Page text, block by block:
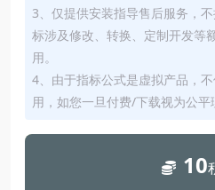
3、仅提供安装指导售后服务，
标涉及修改、转换、定制开发等
用。
4、由于指标公式是虚拟产品，
用，如您一旦付费/下载视为公
10